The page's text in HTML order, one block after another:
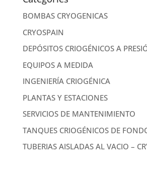
BOMBAS CRYOGENICAS
CRYOSPAIN
DEPÓSITOS CRIOGÉNICOS A
EQUIPOS A MEDIDA
INGENIERÍA CRIOGÉNICA
PLANTAS Y ESTACIONES
SERVICIOS DE MANTENIMIENTO
TANQUES CRIOGÉNICOS DE
TUBERIAS AISLADAS AL VACIO –